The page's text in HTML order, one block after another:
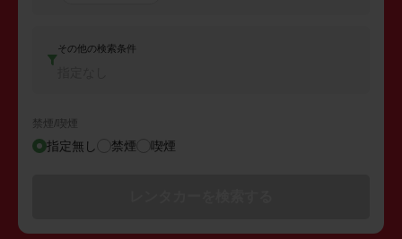
その他の検索条件
禁煙/喫煙
指定無し 禁煙 喫煙